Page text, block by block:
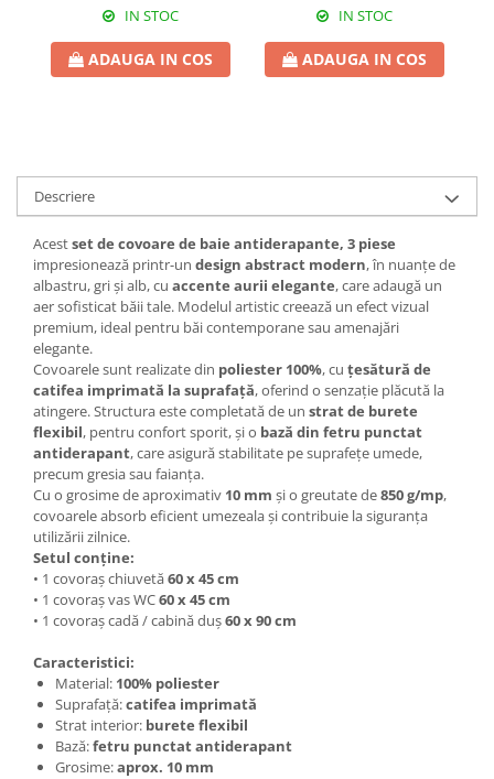
IN STOC
ADAUGA IN COS
IN STOC
ADAUGA IN COS
Descriere
Acestset de covoare de baie antiderapante, 3 piese
impresionează printr-un design abstract modern, în nuanțe de
albastru, gri și alb, cu accente aurii elegante, care adaugă un
aer sofisticat băii tale. Modelul artistic creează un efect vizual
premium, ideal pentru băi contemporane sau amenajări
elegante.
Covoarele sunt realizate din poliester 100%, cu țesătură de
catifea imprimată la suprafață, oferind o senzație plăcută la
atingere. Structura este completată de un strat de burete
flexibil, pentru confort sporit, și o bază din fetru punctat
antiderapant, care asigură stabilitate pe suprafețe umede,
precum gresia sau faianța.
Cu o grosime de aproximativ 10 mm și o greutate de850 g/mp,
covoarele absorb eficient umezeala și contribuie la siguranța
utilizării zilnice.
Setul conține:
• 1 covoraș chiuvetă60 x 45 cm
• 1 covoraș vas WC60 x 45 cm
• 1 covoraș cadă / cabină duș60 x 90 cm
Caracteristici:
Material: 100% poliester
Suprafață:catifea imprimată
Strat interior: burete flexibil
Bază:fetru punctat antiderapant
Grosime:aprox. 10 mm